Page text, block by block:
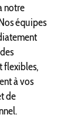
notre
équipes
flexibles,
à vos
de